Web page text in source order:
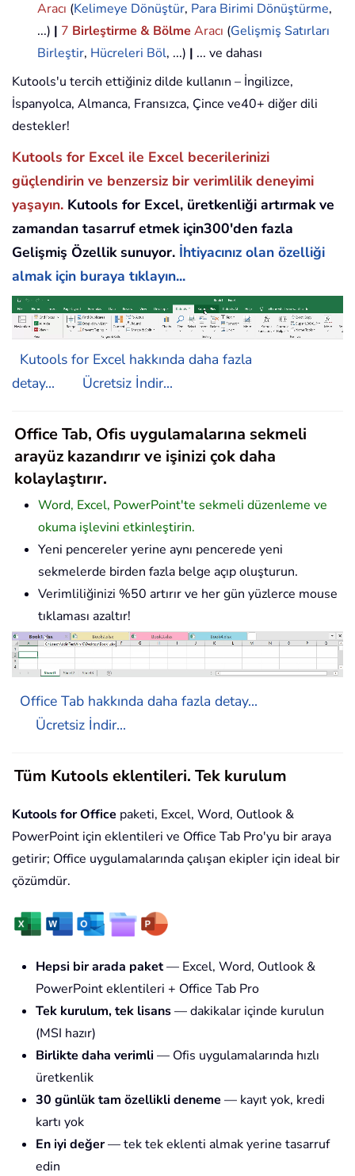
Aracı (Kelimeye Dönüştür, Para Birimi Dönüştürme,
...) | 7 Birleştirme & Bölme Aracı (Gelişmiş Satırları
Birleştir, Hücreleri Böl, ...) | ... ve dahası
Kutools'u tercih ettiğiniz dilde kullanın – İngilizce,
İspanyolca, Almanca, Fransızca, Çince ve40+ diğer dili
destekler!
Kutools for Excel ile Excel becerilerinizi
güçlendirin ve benzersiz bir verimlilik deneyimi
yaşayın. Kutools for Excel, üretkenliği artırmak ve
zamandan tasarruf etmek için300'den fazla
Gelişmiş Özellik sunuyor. İhtiyacınız olan özelliği
almak için buraya tıklayın...
Kutools for Excel hakkında daha fazla
detay...
Ücretsiz İndir...
Office Tab, Ofis uygulamalarına sekmeli
arayüz kazandırır ve işinizi çok daha
kolaylaştırır.
Word, Excel, PowerPoint'te sekmeli düzenleme ve
okuma işlevini etkinleştirin.
Yeni pencereler yerine aynı pencerede yeni
sekmelerde birden fazla belge açıp oluşturun.
Verimliliğinizi %50 artırır ve her gün yüzlerce mouse
tıklaması azaltır!
Office Tab hakkında daha fazla detay...
Ücretsiz İndir...
Tüm Kutools eklentileri. Tek kurulum
Kutools for Office paketi, Excel, Word, Outlook &
PowerPoint için eklentileri ve Office Tab Pro'yu bir araya
getirir; Office uygulamalarında çalışan ekipler için ideal bir
çözümdür.
Hepsi bir arada paket— Excel, Word, Outlook &
PowerPoint eklentileri + Office Tab Pro
Tek kurulum, tek lisans— dakikalar içinde kurulun
(MSI hazır)
Birlikte daha verimli — Ofis uygulamalarında hızlı
üretkenlik
30 günlük tam özellikli deneme — kayıt yok, kredi
kartı yok
En iyi değer— tek tek eklenti almak yerine tasarruf
edin